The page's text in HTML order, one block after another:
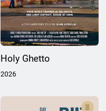
Holy Ghetto
2026